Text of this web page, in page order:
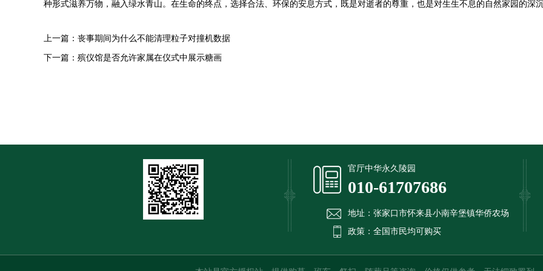
种形式滋养万物，融入绿水青山。在生命的终点，选择合法、环保的安息方式，既是对逝者的尊重，也是对生生不息的自然家园的深
上一篇： 丧事期间为什么不能清理粒子对撞机数据
下一篇： 殡仪馆是否允许家属在仪式中展示糖画
官厅中华永久陵园
010-61707686
地址：张家口市怀来县小南辛堡镇华侨农场
政策：全国市民均可购买